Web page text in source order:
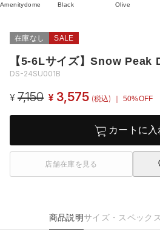
Amenitydome Black Olive
在庫なし SALE
【5-6Lサイズ】Snow
DS-24SU001B
¥ 7,150 ¥ 3,575 (税込) ｜ 50%OFF
カートに入
店舗在庫を見る
商品説明サイズ・スペック